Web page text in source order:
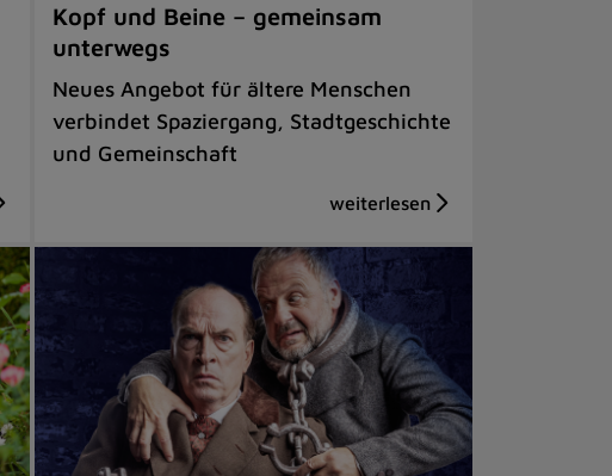
Kopf und Beine – gemeinsam
unterwegs
Neues Angebot für ältere Menschen
verbindet Spaziergang, Stadtgeschichte
und Gemeinschaft